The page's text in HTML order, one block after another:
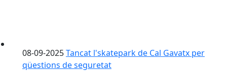
08-09-2025Tancat l'skatepark de Cal Gavatx per
qüestions de seguretat